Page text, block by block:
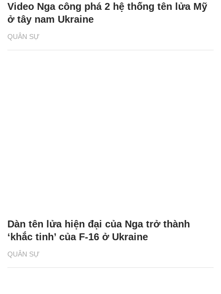
QUÂN SỰ
Video Nga công phá 2 hệ thống tên lửa Mỹ
ở tây nam Ukraine
QUÂN SỰ
Dàn tên lửa hiện đại của Nga trở thành
‘khắc tinh’ của F-16 ở Ukraine